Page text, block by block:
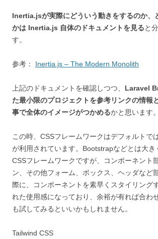
Inertia.jsが実際にどういう動きをするのか、
かは Inertia.js 自体のドキュメントを見ると
す。
参考： Inertia.js – The Modern Monolith
上記のドキュメントを確認しつつ、 Laravel
た最小限のプロジェクトを参考リンクの情報
事で全体のイメージがつかめるかと思います。
この時、CSSフレームワークはデフォルトで
が利用されています。Bootstrapなどとは大き
CSSフレームワークですが、コンポーネント
ン、その他フォーム、ボックス、ヘッダなど
際に、コンポーネントを素早くスタイリング
れた使用感になっており、余裕が有れば合わ
も試してみるといいかもしれません。
Tailwind CSS